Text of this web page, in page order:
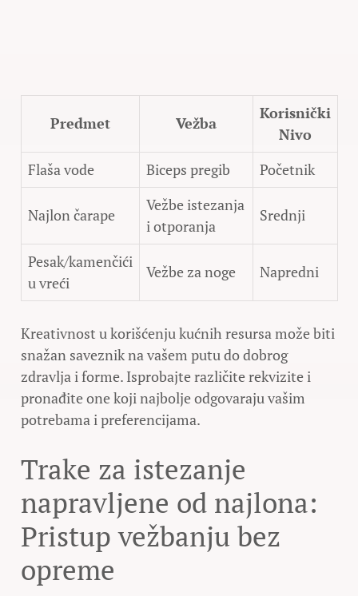
Predmet Vežba
Korisnički
Nivo
Flaša vode
Biceps pregib Početnik
Najlon čarape
Vežbe istezanja
i otporanja
Srednji
Pesak/kamenčići
u vreći
Vežbe za noge Napredni
Kreativnost u korišćenju kućnih resursa može biti
snažan saveznik na vašem putu do dobrog
zdravlja i forme. Isprobajte različite rekvizite i
pronađite one koji najbolje odgovaraju vašim
potrebama i preferencijama.
Trake za istezanje
napravljene od najlona:
Pristup vežbanju bez
opreme